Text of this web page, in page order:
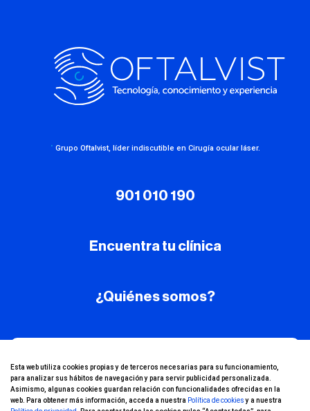
· Grupo Oftalvist, líder indiscutible en Cirugía ocular láser.
901 010 190
Encuentra tu clínica
¿Quiénes somos?
¡Conoce nuestro
canal de YouTube!
Esta web utiliza cookies propias y de terceros necesarias para su funcionamiento,
para analizar sus hábitos de navegación y para servir publicidad personalizada.
Asimismo, algunas cookies guardan relación con funcionalidades ofrecidas en la
web. Para obtener más información, acceda a nuestra Política de cookiesy a nuestra